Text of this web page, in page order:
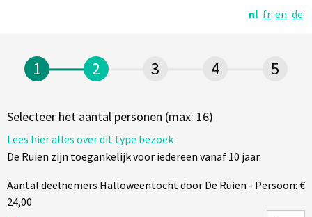
nl fr en de
Selecteer het aantal personen (max: 16)
Lees hier alles over dit type bezoek
De Ruien zijn toegankelijk voor iedereen vanaf 10 jaar.
Aantal deelnemers Halloweentocht door De Ruien - Persoon: €
24,00